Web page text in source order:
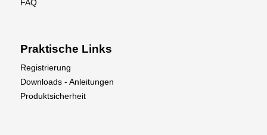
FAQ
Praktische Links
Registrierung
Downloads - Anleitungen
Produktsicherheit